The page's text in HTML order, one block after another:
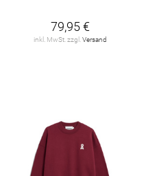
79,95 €
inkl. MwSt. zzgl.Versand